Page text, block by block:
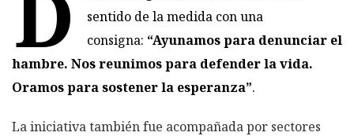
sentido de la medida con una
consigna: “Ayunamos para denunciar el
hambre. Nos reunimos para defender la vida.
Oramos para sostener la esperanza”.
La iniciativa también fue acompañada por sectores